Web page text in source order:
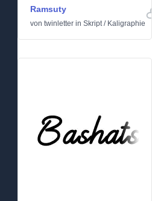
Ramsuty
von twinletter in Skript/ Kaligraphie